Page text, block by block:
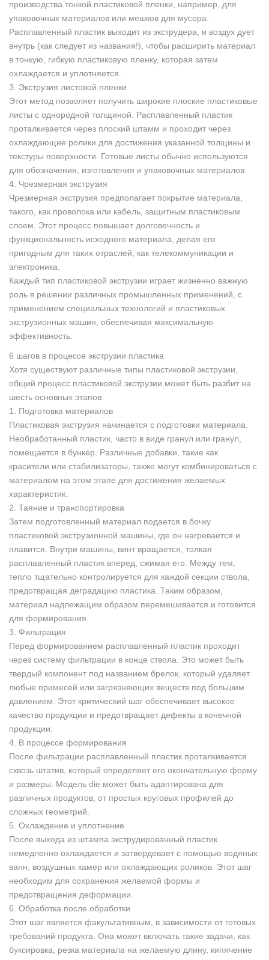
производства тонкой пластиковой пленки, например, для
упаковочных материалов или мешков для мусора.
Расплавленный пластик выходит из экструдера, и воздух дует
внутрь (как следует из названия!), чтобы расширить материал
в тонкую, гибкую пластиковую пленку, которая затем
охлаждается и уплотняется.
3. Экструзия листовой пленки
Этот метод позволяет получить широкие плоские пластиковые
листы с однородной толщиной. Расплавленный пластик
проталкивается через плоский штамм и проходит через
охлаждающие ролики для достижения указанной толщины и
текстуры поверхности. Готовые листы обычно используются
для обозначения, изготовления и упаковочных материалов.
4. Чрезмерная экструзия
Чрезмерная экструзия предполагает покрытие материала,
такого, как проволока или кабель, защитным пластиковым
слоем. Этот процесс повышает долговечность и
функциональность исходного материала, делая его
пригодным для таких отраслей, как телекоммуникации и
электроника.
Каждый тип пластиковой экструзии играет жизненно важную
роль в решении различных промышленных применений, с
применением специальных технологий и пластиковых
экструзионных машин, обеспечивая максимальную
эффективность.
6 шагов в процессе экструзии пластика
Хотя существуют различные типы пластиковой экструзии,
общий процесс пластиковой экструзии может быть разбит на
шесть основных этапов:
1. Подготовка материалов
Пластиковая экструзия начинается с подготовки материала.
Необработанный пластик, часто в виде гранул или гранул,
помещается в бункер. Различные добавки, такие как
красители или стабилизаторы, также могут комбинироваться с
материалом на этом этапе для достижения желаемых
характеристик.
2. Таяние и транспортировка
Затем подготовленный материал подается в бочку
пластиковой экструзионной машины, где он нагревается и
плавится. Внутри машины, винт вращается, толкая
расплавленный пластик вперед, сжимая его. Между тем,
тепло тщательно контролируется для каждой секции ствола,
предотвращая деградацию пластика. Таким образом,
материал надлежащим образом перемешивается и готовится
для формирования.
3. Фильтрация
Перед формированием расплавленный пластик проходит
через систему фильтрации в конце ствола. Это может быть
твердый компонент под названием брелок, который удаляет
любые примесей или загрязняющих веществ под большим
давлением. Этот критический шаг обеспечивает высокое
качество продукции и предотвращает дефекты в конечной
продукции.
4. В процессе формирования
После фильтрации расплавленный пластик проталкивается
сквозь штатив, который определяет его окончательную форму
и размеры. Модель die может быть адаптирована для
различных продуктов, от простых круговых профилей до
сложных геометрий.
5. Охлаждение и уплотнение
После выхода из штампа экструдированный пластик
немедленно охлаждается и затвердевает с помощью водяных
ванн, воздушных камер или охлаждающих роликов. Этот шаг
необходим для сохранения желаемой формы и
предотвращения деформации.
6. Обработка после обработки
Этот шаг является факультативным, в зависимости от готовых
требований продукта. Она может включать такие задачи, как
буксировка, резка материала на желаемую длину, кипячение